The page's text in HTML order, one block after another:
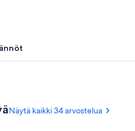
Näytä kaikki 34 arvostelua